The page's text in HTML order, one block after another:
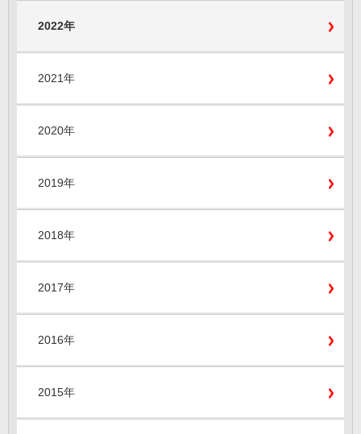
2022年
2021年
2020年
2019年
2018年
2017年
2016年
2015年